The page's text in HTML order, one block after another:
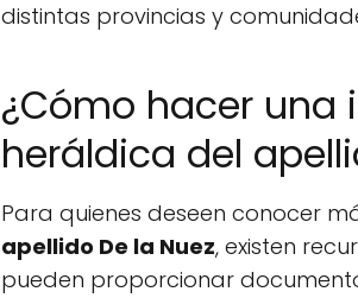
distintas provincias y
¿Cómo hacer una
heráldica del
Para quienes deseen conocer
apellido De la Nuez, existen
pueden proporcionar